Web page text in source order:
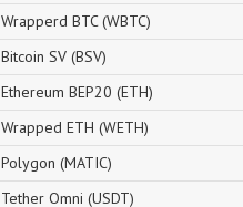
Wrapperd BTC (WBTC)
Bitcoin SV (BSV)
Ethereum BEP20 (ETH)
Wrapped ETH (WETH)
Polygon (MATIC)
Tether Omni (USDT)